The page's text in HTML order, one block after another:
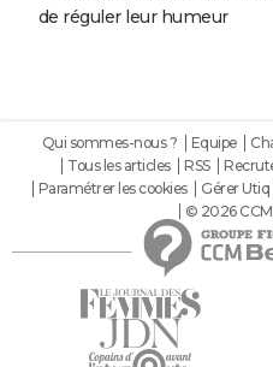
de réguler leur humeur
Qui sommes-nous ? Equipe
Tous les articles
RSS
Paramétrer les cookies
Gérer Utiq
© 2026